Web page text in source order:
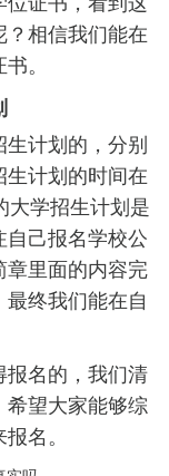
？相信我们能在
。
计划的，分别
生计划的时间在
大学招生计划是
自己报名学校公
章里面的内容完
终我们能在自
报名的，我们清
希望大家能够综
名。